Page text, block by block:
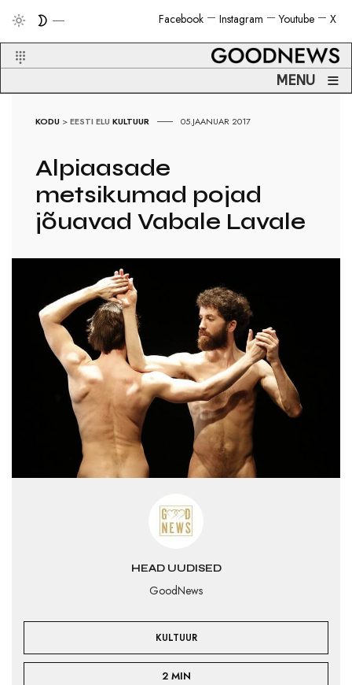
X
Youtube
Instagram
Facebook
MENU ≡
KODU >EESTI ELU KULTUUR 05.JAANUAR 2017
Alpiaasade
metsikumad pojad
jõuavad Vabale Lavale
HEAD UUDISED
GoodNews
KULTUUR
2 MIN